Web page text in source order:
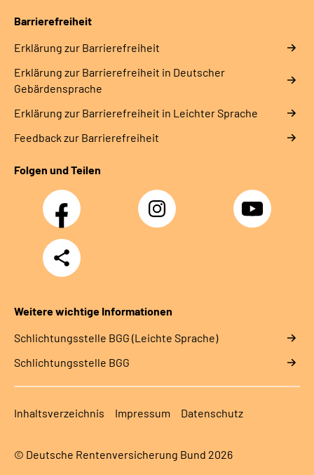
Barrierefreiheit
Erklärung zur Barrierefreiheit
Erklärung zur Barrierefreiheit in Deutscher
Gebärdensprache
Erklärung zur Barrierefreiheit in Leichter Sprache
Feedback zur Barrierefreiheit
Folgen und Teilen
Facebook Instagram YouTube
Teilen
Weitere wichtige Informationen
Schlich­tungs­stel­le BGG (Leichte Sprache)
Schlich­tungs­stel­le BGG
Inhaltsverzeichnis Impressum Datenschutz
© Deutsche Rentenversicherung Bund 2026